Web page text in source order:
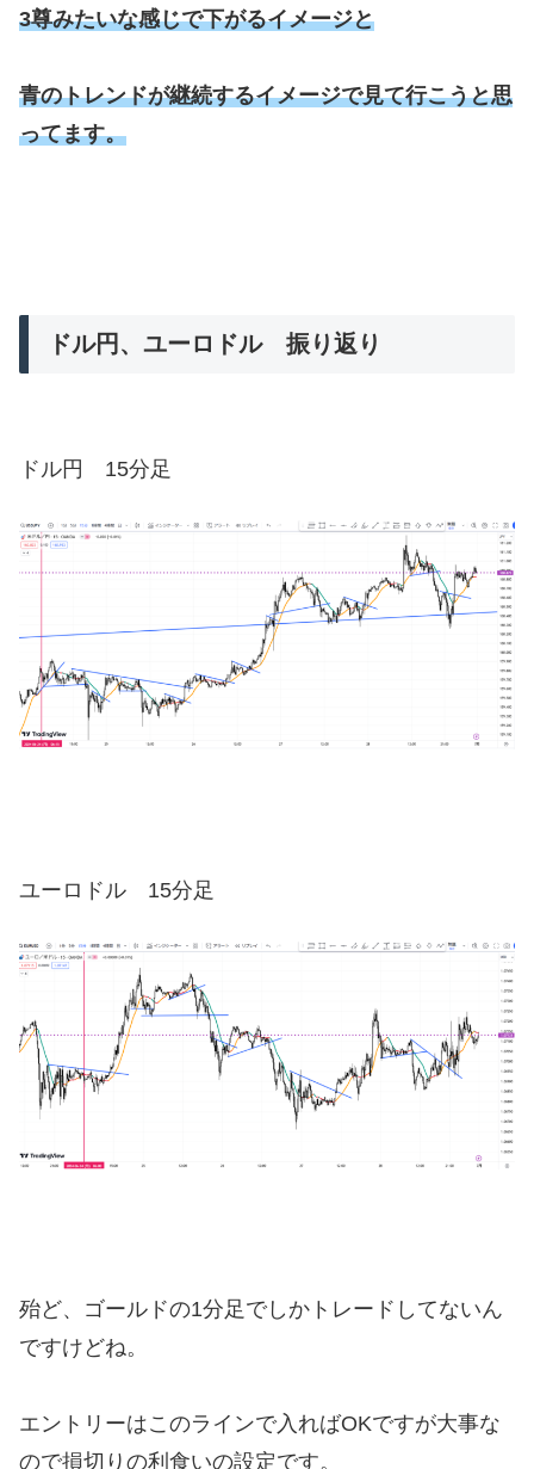
3尊みたいな感じで下がるイメージと
青のトレンドが継続するイメージで見て行こうと思
ってます。
ドル円、ユーロドル 振り返り
ドル円 15分足
ユーロドル 15分足
殆ど、ゴールドの1分足でしかトレードしてないん
ですけどね。
エントリーはこのラインで入ればOKですが大事な
ので損切りの利食いの設定です。